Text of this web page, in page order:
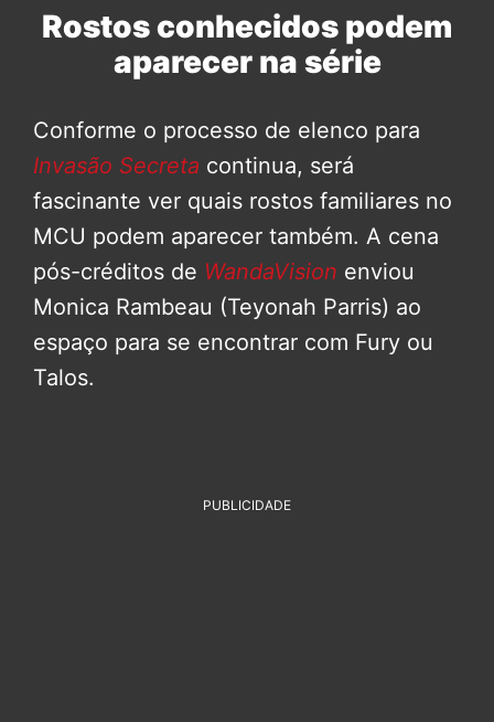
Rostos conhecidos podem
aparecer na série
Conforme o processo de elenco para
Invasão Secreta continua, será
fascinante ver quais rostos familiares no
MCU podem aparecer também. A cena
pós-créditos de WandaVision enviou
Monica Rambeau (Teyonah Parris) ao
espaço para se encontrar com Fury ou
Talos.
PUBLICIDADE